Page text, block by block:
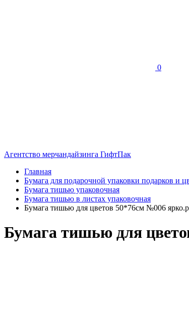
0
Агентство мерчандайзинга ГифтПак
Главная
Бумага для подарочной упаковки подарков и
Бумага тишью упаковочная
Бумага тишью в листах упаковочная
Бумага тишью для цветов 50*76см №006
Бумага тишью для